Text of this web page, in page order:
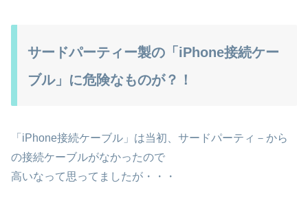
サードパーティー製の「iPhone接続ケー
ブル」に危険なものが？！
「iPhone接続ケーブル」は当初、サードパーティ－から
の接続ケーブルがなかったので
高いなって思ってましたが・・・